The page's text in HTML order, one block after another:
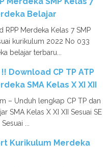
Belajar
RPP Merdeka Kelas 7 SMP
kurikulum 2022 No 033
belajar terbaru...
!! Download CP TP ATP
SMA Kelas X XI XII
– Unduh lengkap CP TP dan
SMA Kelas X XI XII Sesuai SE
...
Kurikulum Merdeka